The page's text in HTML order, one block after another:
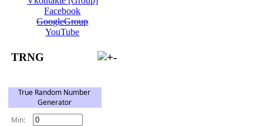
Facebook
GoogleGroup
YouTube
TRNG